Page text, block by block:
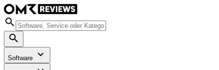
Software